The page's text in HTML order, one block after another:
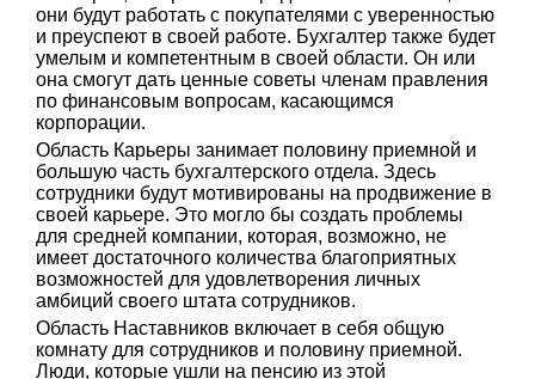
они будут работать с покупателями с уверенностью
и преуспеют в своей работе. Бухгалтер также будет
умелым и компетентным в своей области. Он или
она смогут дать ценные советы членам правления
по финансовым вопросам, касающимся
корпорации.
Область Карьеры занимает половину приемной и
большую часть бухгалтерского отдела. Здесь
сотрудники будут мотивированы на продвижение в
своей карьере. Это могло бы создать проблемы
для средней компании, которая, возможно, не
имеет достаточного количества благоприятных
возможностей для удовлетворения личных
амбиций своего штата сотрудников.
Область Наставников включает в себя общую
комнату для сотрудников и половину приемной.
Люди, которые ушли на пенсию из этой